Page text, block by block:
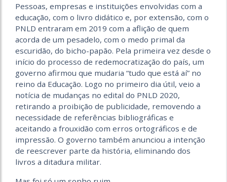
Pessoas, empresas e instituições envolvidas com a
educação, com o livro didático e, por extensão, com o
PNLD entraram em 2019 com a aflição de quem
acorda de um pesadelo, com o medo primal da
escuridão, do bicho-papão. Pela primeira vez desde o
início do processo de redemocratização do país, um
governo afirmou que mudaria “tudo que está aí” no
reino da Educação. Logo no primeiro dia útil, veio a
notícia de mudanças no edital do PNLD 2020,
retirando a proibição de publicidade, removendo a
necessidade de referências bibliográficas e
aceitando a frouxidão com erros ortográficos e de
impressão. O governo também anunciou a intenção
de reescrever parte da história, eliminando dos
livros a ditadura militar.